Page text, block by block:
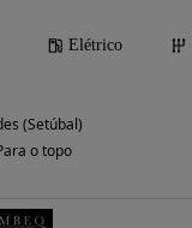
Elétrico
(Setúbal)
o topo